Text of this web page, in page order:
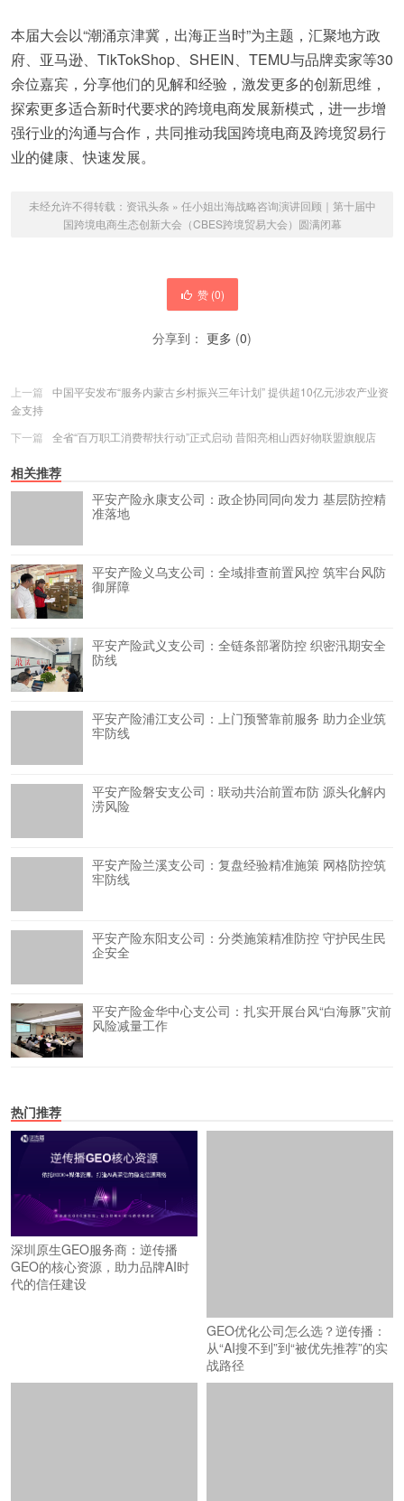
本届大会以“潮涌京津冀，出海正当时”为主题，汇聚地方政
府、亚马逊、TikTokShop、SHEIN、TEMU与品牌卖家等30
余位嘉宾，分享他们的见解和经验，激发更多的创新思维，
探索更多适合新时代要求的跨境电商发展新模式，进一步增
强行业的沟通与合作，共同推动我国跨境电商及跨境贸易行
业的健康、快速发展。
未经允许不得转载： 资讯头条 » 任小姐出海战略咨询演讲回顾｜第十届中
国跨境电商生态创新大会（CBES跨境贸易大会）圆满闭幕
赞 (0)
分享到： 更多 (0)
上一篇
中国平安发布“服务内蒙古乡村振兴三年计划” 提供超10亿元涉农产业资
金支持
下一篇
全省“百万职工消费帮扶行动”正式启动 昔阳亮相山西好物联盟旗舰店
相关推荐
平安产险永康支公司：政企协同同向发力 基层防控精
准落地
平安产险义乌支公司：全域排查前置风控 筑牢台风防
御屏障
平安产险武义支公司：全链条部署防控 织密汛期安全
防线
平安产险浦江支公司：上门预警靠前服务 助力企业筑
牢防线
平安产险磐安支公司：联动共治前置布防 源头化解内
涝风险
平安产险兰溪支公司：复盘经验精准施策 网格防控筑
牢防线
平安产险东阳支公司：分类施策精准防控 守护民生民
企安全
平安产险金华中心支公司：扎实开展台风“白海豚”灾前
风险减量工作
热门推荐
深圳原生GEO服务商：逆传播
GEO的核心资源，助力品牌AI时
代的信任建设
GEO优化公司怎么选？逆传播：
从“AI搜不到”到“被优先推荐”的实
战路径